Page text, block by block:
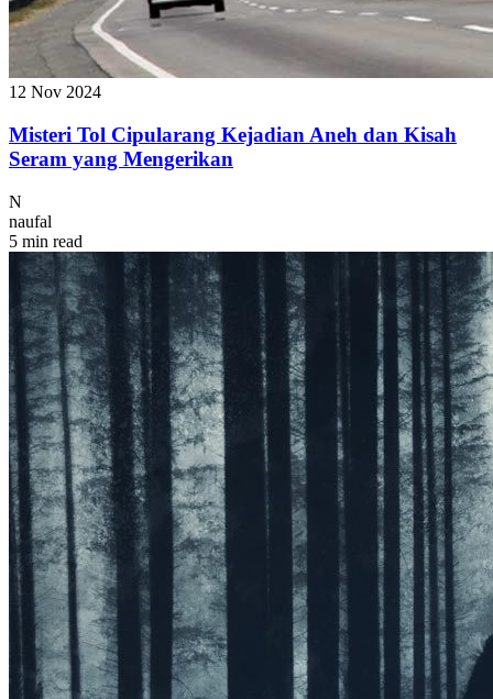
12 Nov 2024
Misteri Tol Cipularang Kejadian Aneh dan Kisah
Seram yang Mengerikan
N
naufal
5 min read